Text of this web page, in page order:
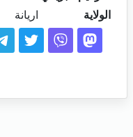
الولاية
اريانة